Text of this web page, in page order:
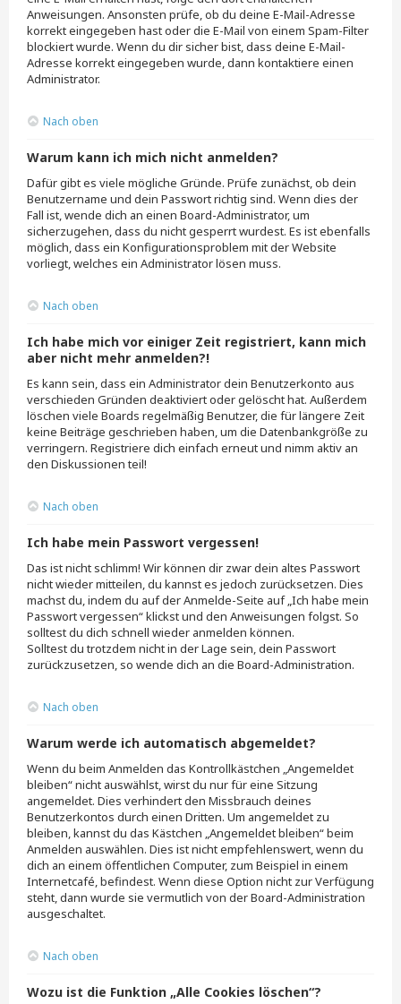
Anweisungen. Ansonsten prüfe, ob du deine E-Mail-Adresse
korrekt eingegeben hast oder die E-Mail von einem Spam-Filter
blockiert wurde. Wenn du dir sicher bist, dass deine E-Mail-
Adresse korrekt eingegeben wurde, dann kontaktiere einen
Administrator.
Nach oben
Warum kann ich mich nicht anmelden?
Dafür gibt es viele mögliche Gründe. Prüfe zunächst, ob dein
Benutzername und dein Passwort richtig sind. Wenn dies der
Fall ist, wende dich an einen Board-Administrator, um
sicherzugehen, dass du nicht gesperrt wurdest. Es ist ebenfalls
möglich, dass ein Konfigurationsproblem mit der Website
vorliegt, welches ein Administrator lösen muss.
Nach oben
Ich habe mich vor einiger Zeit registriert, kann mich
aber nicht mehr anmelden?!
Es kann sein, dass ein Administrator dein Benutzerkonto aus
verschieden Gründen deaktiviert oder gelöscht hat. Außerdem
löschen viele Boards regelmäßig Benutzer, die für längere Zeit
keine Beiträge geschrieben haben, um die Datenbankgröße zu
verringern. Registriere dich einfach erneut und nimm aktiv an
den Diskussionen teil!
Nach oben
Ich habe mein Passwort vergessen!
Das ist nicht schlimm! Wir können dir zwar dein altes Passwort
nicht wieder mitteilen, du kannst es jedoch zurücksetzen. Dies
machst du, indem du auf der Anmelde-Seite auf „Ich habe mein
Passwort vergessen“ klickst und den Anweisungen folgst. So
solltest du dich schnell wieder anmelden können.
Solltest du trotzdem nicht in der Lage sein, dein Passwort
zurückzusetzen, so wende dich an die Board-Administration.
Nach oben
Warum werde ich automatisch abgemeldet?
Wenn du beim Anmelden das Kontrollkästchen „Angemeldet
bleiben“ nicht auswählst, wirst du nur für eine Sitzung
angemeldet. Dies verhindert den Missbrauch deines
Benutzerkontos durch einen Dritten. Um angemeldet zu
bleiben, kannst du das Kästchen „Angemeldet bleiben“ beim
Anmelden auswählen. Dies ist nicht empfehlenswert, wenn du
dich an einem öffentlichen Computer, zum Beispiel in einem
Internetcafé, befindest. Wenn diese Option nicht zur Verfügung
steht, dann wurde sie vermutlich von der Board-Administration
ausgeschaltet.
Nach oben
Wozu ist die Funktion „Alle Cookies löschen“?